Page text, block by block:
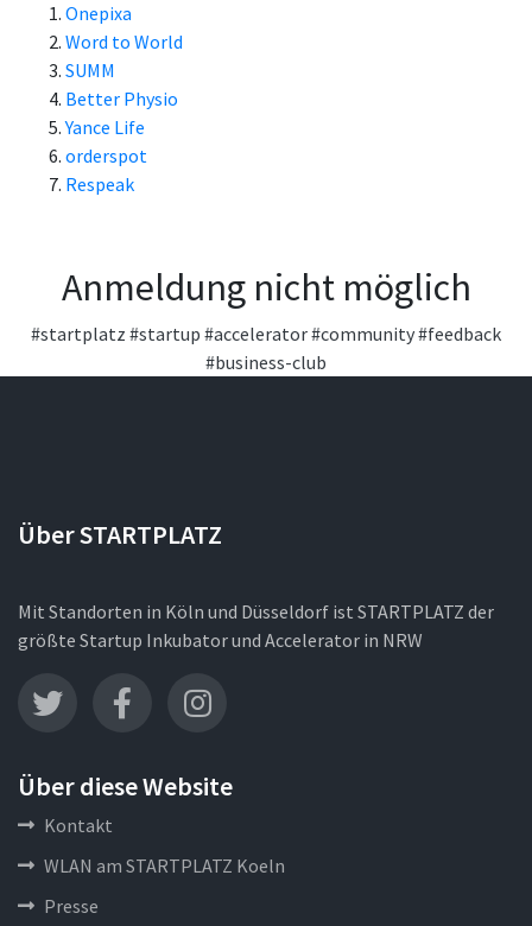
Onepixa
Word to World
SUMM
Better Physio
Yance Life
orderspot
Respeak
Anmeldung nicht möglich
#startplatz #startup #accelerator#community#feedback
#business-club
Über STARTPLATZ
Mit Standorten in Köln und Düsseldorf ist STARTPLATZ der
größte Startup Inkubator und Accelerator in NRW
Über diese Website
Kontakt
WLAN am STARTPLATZ Koeln
Presse